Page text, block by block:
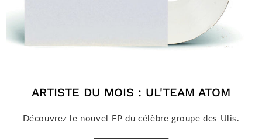
ARTISTE DU MOIS : UL'TEAM ATOM
Découvrez le nouvel EP du célèbre groupe des Ulis.